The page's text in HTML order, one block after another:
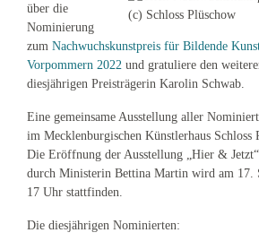
(c) Schloss Plüschow
über die
Nominierung
zum Nachwuchskunstpreis für Bildende
Vorpommern 2022 und gratuliere den
diesjährigen Preisträgerin Karolin Schwab.
Eine gemeinsame Ausstellung aller
im Mecklenburgischen Künstlerhaus Schloss
Die Eröffnung der Ausstellung „Hier &
durch Ministerin Bettina Martin wird am 17.
17 Uhr stattfinden.
Die diesjährigen Nominierten: